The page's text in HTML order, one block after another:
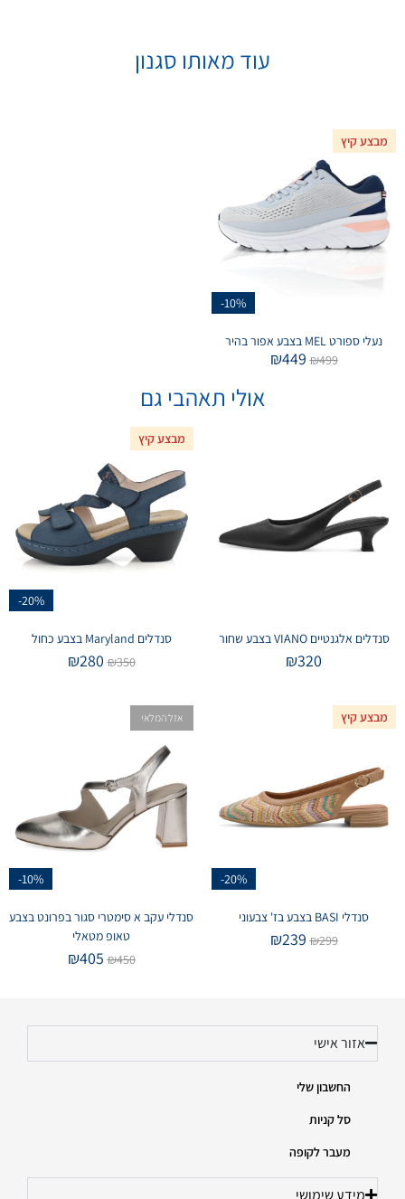
עוד מאותו סגנון
מבצע קיץ
-10%
נעלי ספורט MEL בצבע אפור בהיר
₪499
₪449
אולי תאהבי גם
סנדלים אלגנטיים VIANO בצבע שחור
₪320
מבצע קיץ
-20%
סנדלים Maryland בצבע כחול
₪350
₪280
מבצע קיץ
-20%
סנדלי BASI בצבע בז' צבעוני
₪299
₪239
-10%
אזל המלאי
סנדלי עקב א סימטרי סגור בפרונט בצבע
טאופ מטאלי
₪450
₪405
אזור אישי
החשבון שלי
סל קניות
מעבר לקופה
מידע שימושי